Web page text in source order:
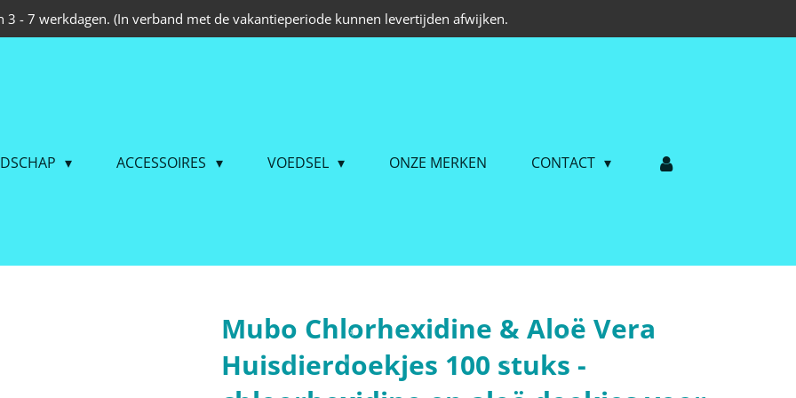
3 - 7 werkdagen. (In verband met de vakantieperiode kunnen levertijden afwijken.
ACCESSOIRES VOEDSEL ONZE MERKEN CONTACT
Mubo Chlorhexidine & Aloë Vera
Huisdierdoekjes 100 stuks -